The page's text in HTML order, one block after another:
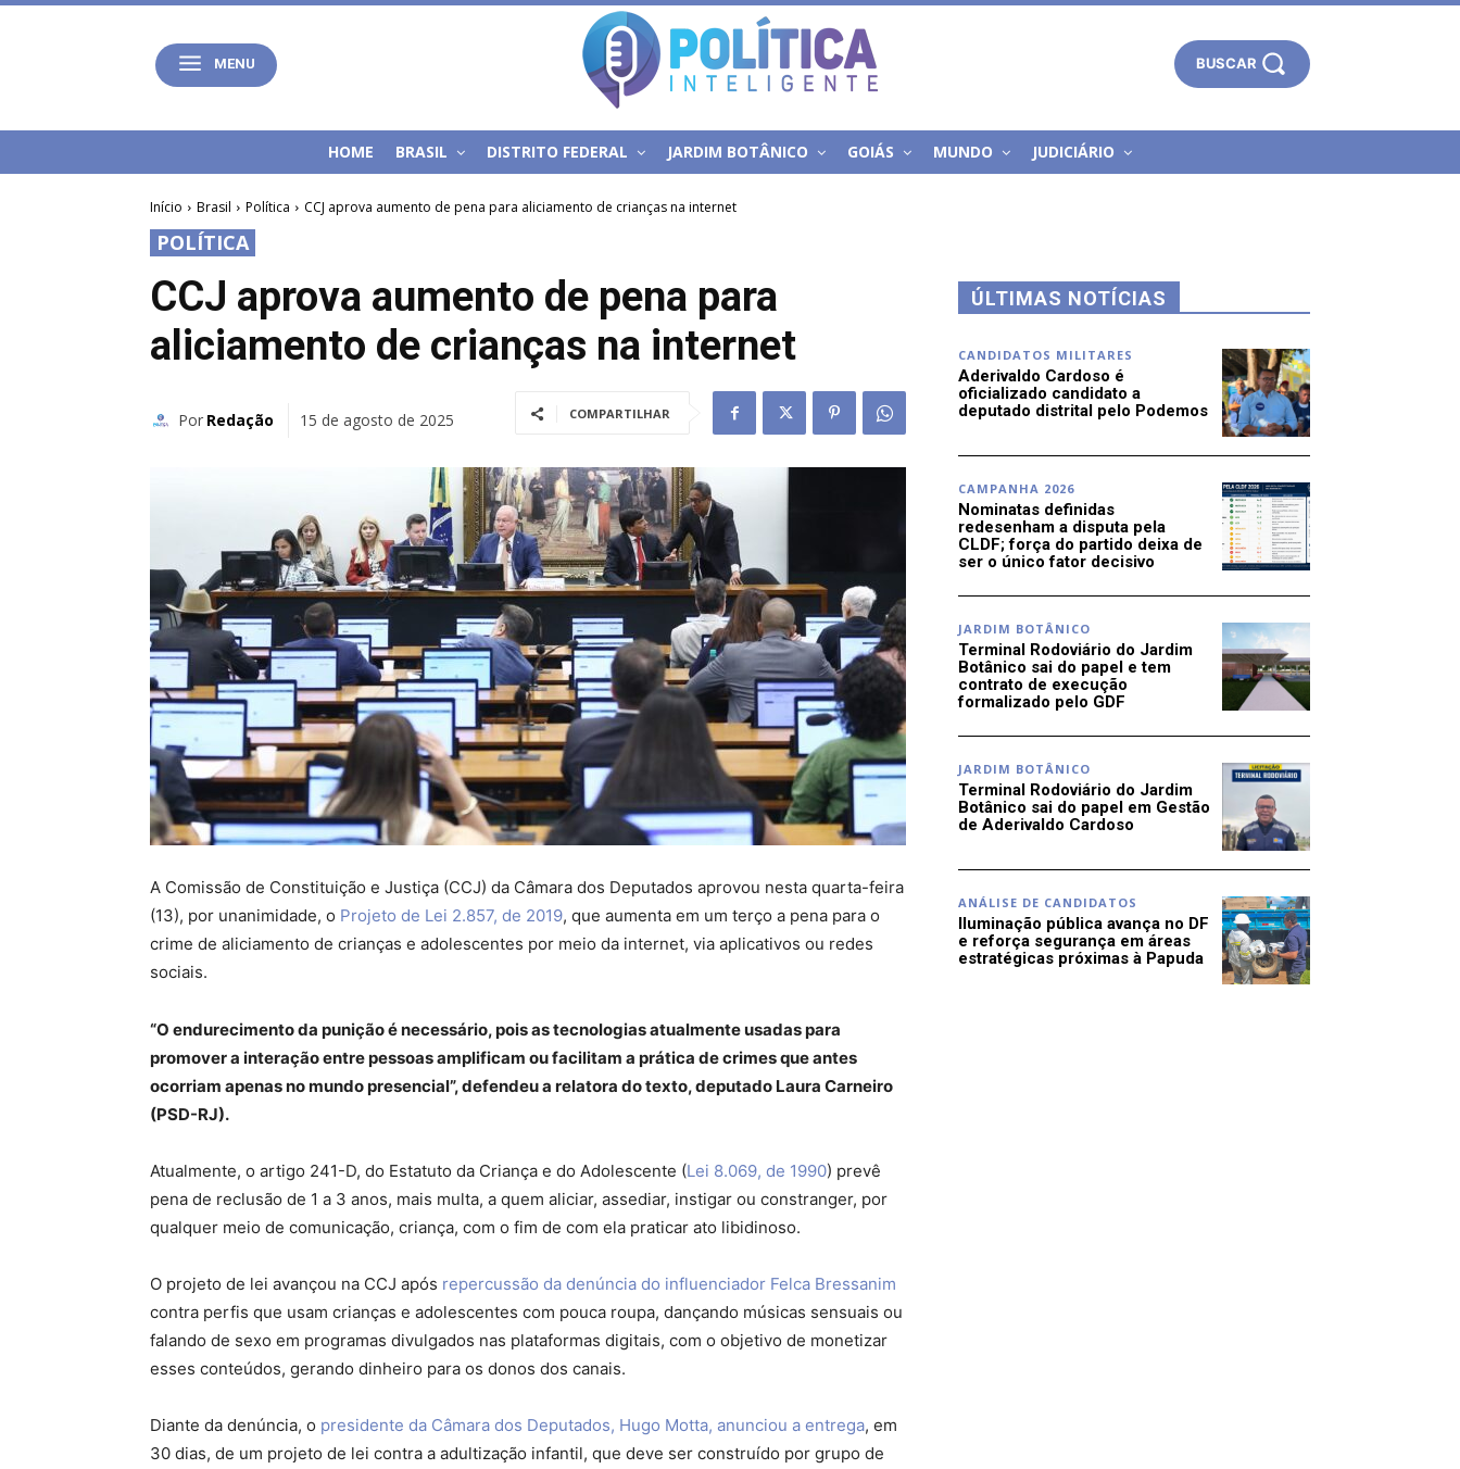
MENU BUSCAR
HOME BRASIL DISTRITO FEDERAL JARDIM BOTÂNICO GOIÁS MUNDO JUDICIÁRIO
Início Brasil Política CCJ aprova aumento de pena para aliciamento de crianças na internet
POLÍTICA
CCJ aprova aumento de pena para
aliciamento de crianças na internet
Por Redação 15 de agosto de 2025 COMPARTILHAR
A Comissão de Constituição e Justiça (CCJ) da Câmara dos Deputados aprovou nesta quarta-feira
(13), por unanimidade, o Projeto de Lei 2.857, de 2019, que aumenta em um terço a pena para o
crime de aliciamento de crianças e adolescentes por meio da internet, via aplicativos ou redes
sociais.
“O endurecimento da punição é necessário, pois as tecnologias atualmente usadas para
promover a interação entre pessoas amplificam ou facilitam a prática de crimes que antes
ocorriam apenas no mundo presencial”, defendeu a relatora do texto, deputado Laura Carneiro
(PSD-RJ).
Atualmente, o artigo 241-D, do Estatuto da Criança e do Adolescente (Lei 8.069, de 1990) prevê
pena de reclusão de 1 a 3 anos, mais multa, a quem aliciar, assediar, instigar ou constranger, por
qualquer meio de comunicação, criança, com o fim de com ela praticar ato libidinoso.
O projeto de lei avançou na CCJ após repercussão da denúncia do influenciador Felca Bressanim
contra perfis que usam crianças e adolescentes com pouca roupa, dançando músicas sensuais ou
falando de sexo em programas divulgados nas plataformas digitais, com o objetivo de monetizar
esses conteúdos, gerando dinheiro para os donos dos canais.
Diante da denúncia, o presidente da Câmara dos Deputados, Hugo Motta, anunciou a entrega, em
30 dias, de um projeto de lei contra a adultização infantil, que deve ser construído por grupo de
ÚLTIMAS NOTÍCIAS
CANDIDATOS MILITARES
Aderivaldo Cardoso é
oficializado candidato a
deputado distrital pelo Podemos
CAMPANHA 2026
Nominatas definidas
redesenham a disputa pela
CLDF; força do partido deixa de
ser o único fator decisivo
JARDIM BOTÂNICO
Terminal Rodoviário do Jardim
Botânico sai do papel e tem
contrato de execução
formalizado pelo GDF
JARDIM BOTÂNICO
Terminal Rodoviário do Jardim
Botânico sai do papel em Gestão
de Aderivaldo Cardoso
ANÁLISE DE CANDIDATOS
Iluminação pública avança no DF
e reforça segurança em áreas
estratégicas próximas à Papuda